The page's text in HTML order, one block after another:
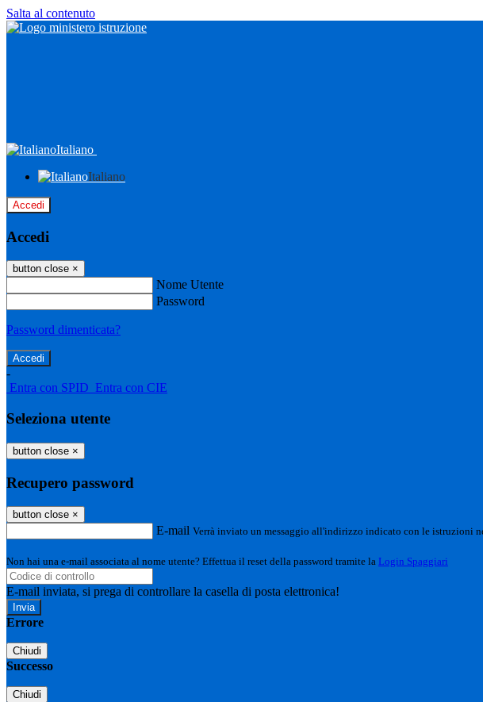
Salta al contenuto
Italiano
Italiano
Accedi
Accedi
button close ×
Nome Utente
Password
Password dimenticata?
-
Entra con SPID Entra con CIE
Seleziona utente
button close ×
Recupero password
button close ×
E-mail Verrà inviato un messaggio all'indirizzo indicato con le istruzioni
Non hai una e-mail associata al nome utente? Effettua il reset della password tramite la Login Spaggiari
E-mail inviata, si prega di controllare la casella di posta elettronica!
Errore
Chiudi
Successo
Chiudi